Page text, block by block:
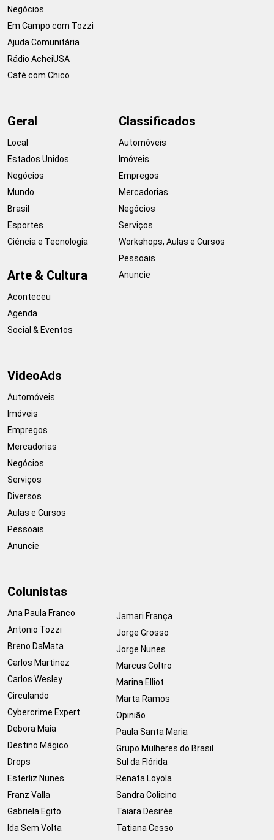
Negócios
Em Campo com Tozzi
Ajuda Comunitária
Rádio AcheiUSA
Café com Chico
Geral
Local
Estados Unidos
Negócios
Mundo
Brasil
Esportes
Ciência e Tecnologia
Arte & Cultura
Aconteceu
Agenda
Social & Eventos
Classificados
Automóveis
Imóveis
Empregos
Mercadorias
Negócios
Serviços
Workshops, Aulas e Cursos
Pessoais
Anuncie
VideoAds
Automóveis
Imóveis
Empregos
Mercadorias
Negócios
Serviços
Diversos
Aulas e Cursos
Pessoais
Anuncie
Colunistas
Ana Paula Franco
Antonio Tozzi
Breno DaMata
Carlos Martinez
Carlos Wesley
Circulando
Cybercrime Expert
Debora Maia
Destino Mágico
Drops
Esterliz Nunes
Franz Valla
Gabriela Egito
Ida Sem Volta
Jamari França
Jorge Grosso
Jorge Nunes
Marcus Coltro
Marina Elliot
Marta Ramos
Opinião
Paula Santa Maria
Grupo Mulheres do Brasil
Sul da Flórida
Renata Loyola
Sandra Colicino
Taiara Desirée
Tatiana Cesso